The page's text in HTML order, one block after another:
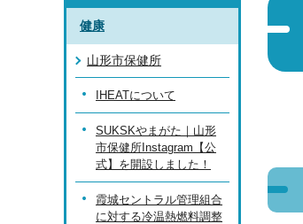
健康
山形市保健所
IHEATについて
SUKSKやまがた｜山形
市保健所Instagram【公
式】を開設しました！
霞城セントラル管理組合
に対する冷温熱燃料調整